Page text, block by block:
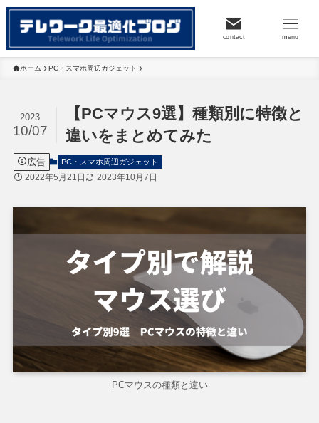
contact menu
ホーム PC・スマホ周辺ガジェット
【PCマウス9選】種類別に特徴と
違いをまとめてみた
2023
10/07
広告 PC・スマホ周辺ガジェット
2022年5月21日 2023年10月7日
PCマウスの種類と違い